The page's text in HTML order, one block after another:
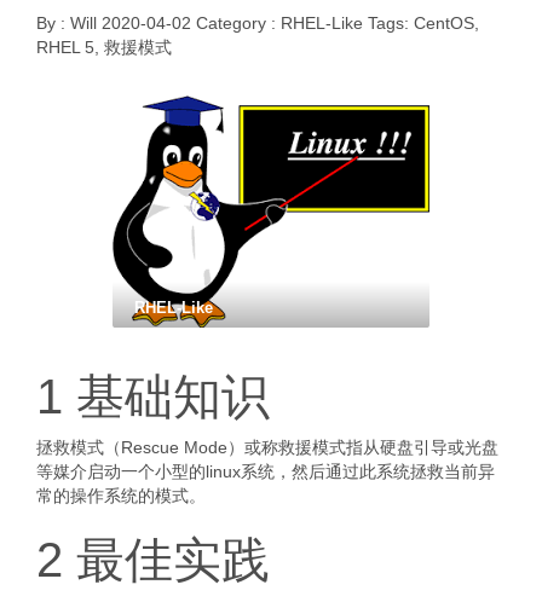
By : Will 2020-04-02 Category : RHEL-Like Tags: CentOS
RHEL 5 救援模式
RHEL-Like
1 基础知识
拯救模式（Rescue Mode）或称救援模式指从硬盘引导或光盘
等媒介启动一个小型的linux系统，然后通过此系统拯救当前异
常的操作系统的模式。
2 最佳实践